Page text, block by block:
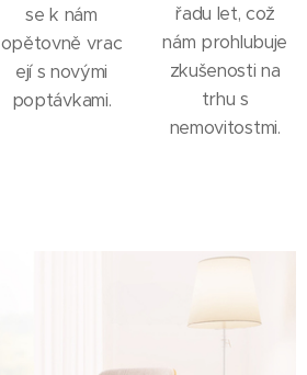
se k nám
opětovně vrac
ejí s novými
poptávkami.
řadu let, což
nám prohlubuje
zkušenosti na
trhu s
nemovitostmi.